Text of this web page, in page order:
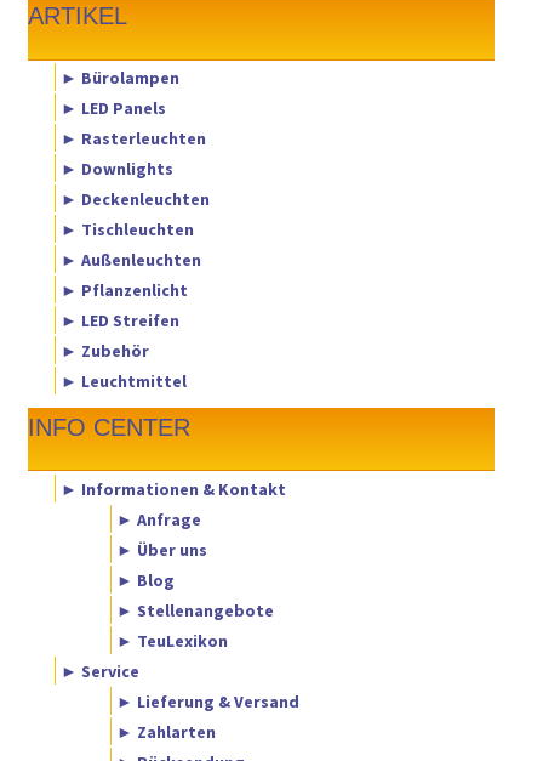
ARTIKEL
► Bürolampen
► LED Panels
► Rasterleuchten
► Downlights
► Deckenleuchten
► Tischleuchten
► Außenleuchten
► Pflanzenlicht
► LED Streifen
► Zubehör
► Leuchtmittel
INFO CENTER
► Informationen & Kontakt
► Anfrage
► Über uns
► Blog
► Stellenangebote
► TeuLexikon
► Service
► Lieferung & Versand
► Zahlarten